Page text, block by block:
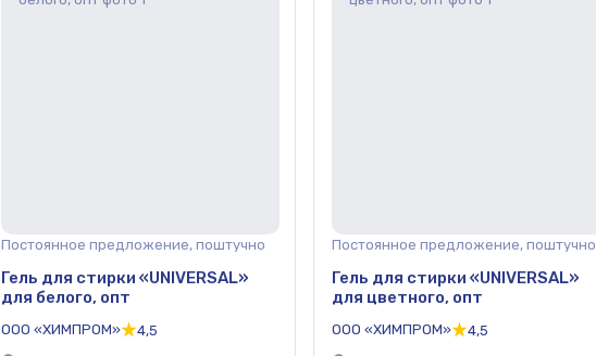
Постоянное предложение, поштучно
Гель для стирки «UNIVERSAL»
для белого, опт
ООО «ХИМПРОМ»
4,5
Постоянное предложение, поштучно
Гель для стирки «UNIVERSAL»
для цветного, опт
ООО «ХИМПРОМ»
4,5